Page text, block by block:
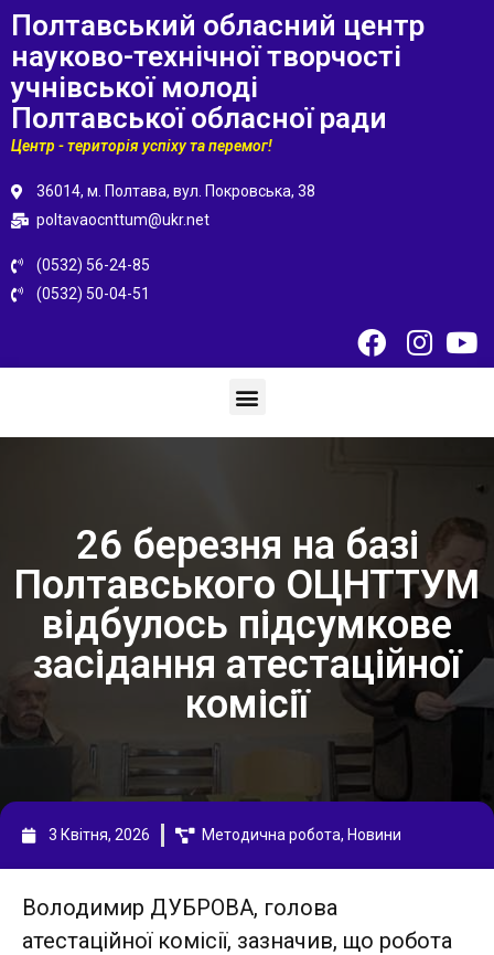
Полтавський обласний центр
науково-технічної творчості
учнівської молоді
Полтавської обласної ради
Центр - територія успіху та перемог!
36014, м. Полтава, вул. Покровська, 38
poltavaocnttum@ukr.net
(0532) 56-24-85
(0532) 50-04-51
26 березня на базі
Полтавського ОЦНТТУМ
відбулось підсумкове
засідання атестаційної
комісії
3 Квітня, 2026 Методична робота, Новини
Володимир ДУБРОВА, голова
атестаційної комісії, зазначив, що робота